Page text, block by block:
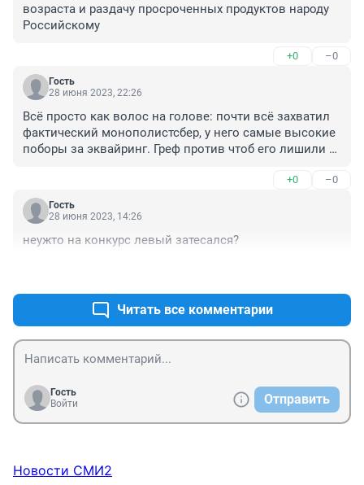
возраста и раздачу просроченных продуктов народу
Российскому
+0 –0
Гость
28 июня 2023, 22:26
Всё просто как волос на голове: почти всё захватил
фактический монополистсбер, у него самые высокие
поборы за эквайринг. Греф против чтоб его лишили
транспорта, вот и пришла указка из Москвы отменить
конкурс на более выгодный банк.
+0 –0
Гость
28 июня 2023, 14:26
неужто на конкурс левый затесался?
Читать все комментарии
Гость
Войти
Отправить
Новости СМИ2